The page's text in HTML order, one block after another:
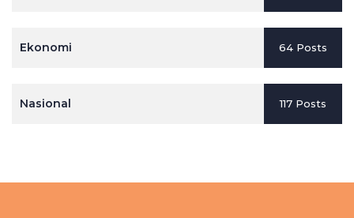
Ekonomi 64 Posts
Nasional 117 Posts